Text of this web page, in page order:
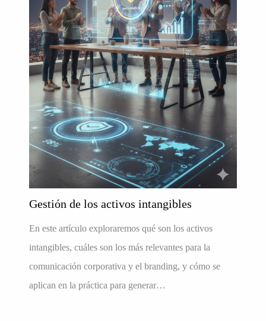
Gestión de los activos intangibles
En este artículo exploraremos qué son los activos
intangibles, cuáles son los más relevantes para la
comunicación corporativa y el branding, y cómo se
aplican en la práctica para generar…